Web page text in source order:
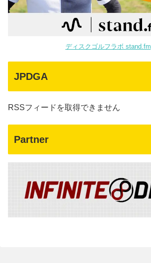
ディスクゴルフラボ stand.fm
JPDGA
RSSフィードを取得できません
Partner